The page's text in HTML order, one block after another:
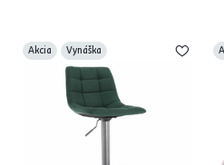
Akcia Vynáška